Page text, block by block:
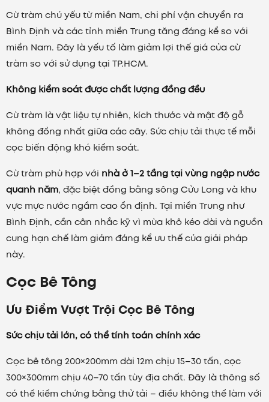
Cừ tràm chủ yếu từ miền Nam, chi phí vận chuyển ra
Bình Định và các tỉnh miền Trung tăng đáng kể so với
miền Nam. Đây là yếu tố làm giảm lợi thế giá của cừ
tràm so với sử dụng tại TP.HCM.
Không kiểm soát được chất lượng đồng đều
Cừ tràm là vật liệu tự nhiên, kích thước và mật độ gỗ
không đồng nhất giữa các cây. Sức chịu tải thực tế mỗi
cọc biến động khó kiểm soát.
Cừ tràm phù hợp với nhà ở 1–2 tầng tại vùng ngập nước
quanh năm, đặc biệt đồng bằng sông Cửu Long và khu
vực mực nước ngầm cao ổn định. Tại miền Trung như
Bình Định, cần cân nhắc kỹ vì mùa khô kéo dài và nguồn
cung hạn chế làm giảm đáng kể ưu thế của giải pháp
này.
Cọc Bê Tông
Ưu Điểm Vượt Trội Cọc Bê Tông
Sức chịu tải lớn, có thể tính toán chính xác
Cọc bê tông 200×200mm dài 12m chịu 15–30 tấn, cọc
300×300mm chịu 40–70 tấn tùy địa chất. Đây là thông số
có thể kiểm chứng bằng thử tải – điều không thể làm với